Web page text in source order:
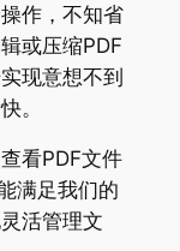
作，不知省
或压缩PDF
现意想不到
。
看PDF文件
满足我们的
活管理文